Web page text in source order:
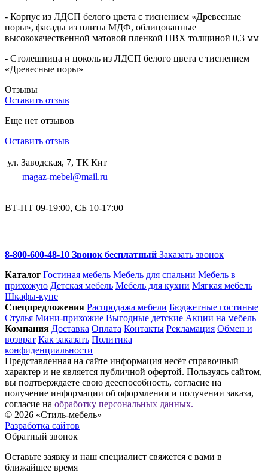
- Корпус из ЛДСП белого цвета с тиснением «Древесные
поры», фасады из плиты МДФ, облицованные
высококачественной матовой пленкой ПВХ толщиной 0,3 мм
- Столешница и цоколь из ЛДСП белого цвета с тиснением
«Древесные поры»
Отзывы
Оставить отзыв
Еще нет отзывов
Оставить отзыв
ул. Заводская, 7, ТК Кит
magaz-mebel@mail.ru
ВТ-ПТ 09-19:00, СБ 10-17:00
8-800-600-48-10 Звонок бесплатный Заказать звонок
Каталог Гостиная мебель Мебель для спальни Мебель в
прихожую Детская мебель Мебель для кухни Мягкая мебель
Шкафы-купе
Спец­предложения Распродажа мебели Бюджетные гостиные
Стулья Мини-прихожие Выгодные детские Акции на мебель
Компания Доставка Оплата Контакты Рекламация Обмен и
возврат Как заказать Политика
конфиденциальности
Представленная на сайте информация несёт справочный
характер и не является публичной офертой. Пользуясь сайтом,
вы подтверждаете свою дееспособность, согласие на
получение информации об оформлении и получении заказа,
согласие на обработку персональных данных.
© 2026 «Стиль-мебель»
Разработка сайтов
Обратный звонок
Оставьте заявку и наш специалист свяжется с вами в
ближайшее время